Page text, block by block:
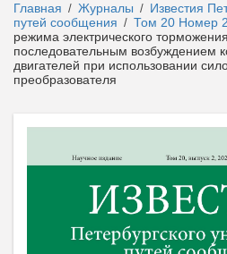
Главная / Журналы / Известия
путей сообщения / Том 20 Номер 2
режима электрического
последовательным возбуждением
двигателей при использовании
преобразователя